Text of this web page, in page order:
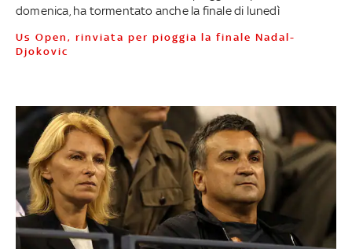
domenica, ha tormentato anche la finale di lunedì
Us Open, rinviata per pioggia la finale Nadal-
Djokovic